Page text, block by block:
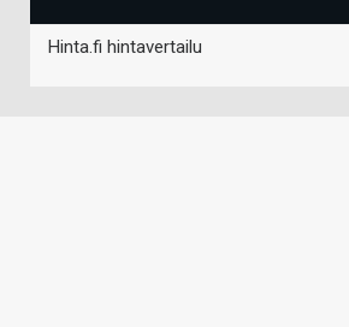
Hinta.fi hintavertailu